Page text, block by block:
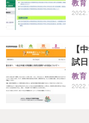
教育
【
試
教育